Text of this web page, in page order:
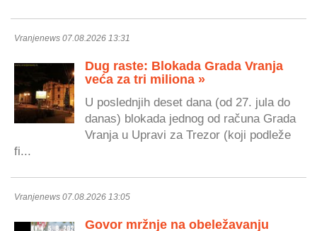
Vranjenews 07.08.2026 13:31
Dug raste: Blokada Grada Vranja
veća za tri miliona »
U poslednjih deset dana (od 27. jula do
danas) blokada jednog od računa Grada
Vranja u Upravi za Trezor (koji podleže
fi...
Vranjenews 07.08.2026 13:05
Govor mržnje na obeležavanju